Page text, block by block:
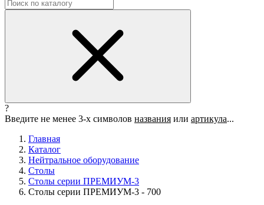
?
Введите не менее 3-х символов названия или артикула...
Главная
Каталог
Нейтральное оборудование
Столы
Столы серии ПРЕМИУМ-3
Столы серии ПРЕМИУМ-3 - 700